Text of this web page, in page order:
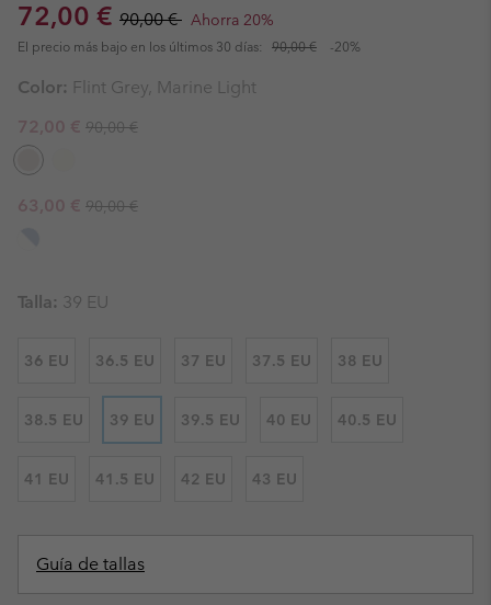
Sale price:
72,00 € Regular price:
90,00 € Ahorra 20%
El precio más bajo en los últimos 30 días: 90,00 € -20%
Color: Flint Grey, Marine Light
Sale price:
72,00 € Regular price:
90,00 €
Sale price:
63,00 € Regular price:
90,00 €
Talla: 39 EU
36 EU 36.5 EU 37 EU 37.5 EU 38 EU
38.5 EU 39 EU 39.5 EU 40 EU 40.5 EU
41 EU 41.5 EU 42 EU 43 EU
Guía de tallas